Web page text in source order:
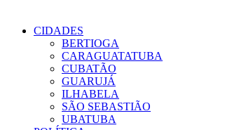
CIDADES
BERTIOGA
CARAGUATATUBA
CUBATÃO
GUARUJÁ
ILHABELA
SÃO SEBASTIÃO
UBATUBA